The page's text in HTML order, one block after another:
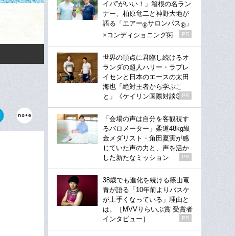
イパ”がいい！」箱根の名ラン
ナー、柏原竜二と神野大地が
語る「エアー®サロンパス® 」
×コンディショニング術
PR
世界の頂点に君臨し続けるオ
ランダの超人ハリー・ラブレ
イセンと日本のエースの太田
海也「絶対王者から学ぶこ
と」《ケイリン国際対談②》
PR
「会場の声は自分を客観視す
るバロメーター」柔道48kg級
金メダリスト・角田夏実が感
じていた声の力と、声を活か
した新たなミッション
PR
38歳でも進化を続ける篠山竜
青が語る「10年前よりバスケ
が上手くなっている」理由と
は。［MVVりらいぶ賞 受賞者
インタビュー］
PR